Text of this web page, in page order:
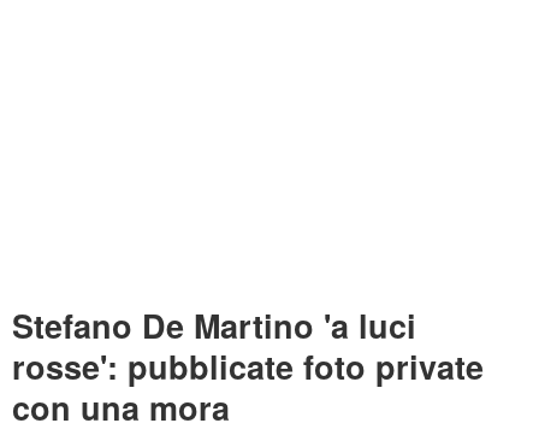
Stefano De Martino 'a luci
rosse': pubblicate foto private
con una mora